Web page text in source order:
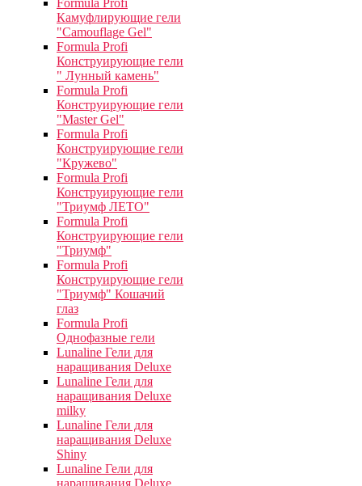
Formula Profi
Камуфлирующие гели
"Camouflage Gel"
Formula Profi
Конструирующие гели
" Лунный камень"
Formula Profi
Конструирующие гели
"Master Gel"
Formula Profi
Конструирующие гели
"Кружево"
Formula Profi
Конструирующие гели
"Триумф ЛЕТО"
Formula Profi
Конструирующие гели
"Триумф"
Formula Profi
Конструирующие гели
"Триумф" Кошачий
глаз
Formula Profi
Однофазные гели
Lunaline Гели для
наращивания Deluxe
Lunaline Гели для
наращивания Deluxe
milky
Lunaline Гели для
наращивания Deluxe
Shiny
Lunaline Гели для